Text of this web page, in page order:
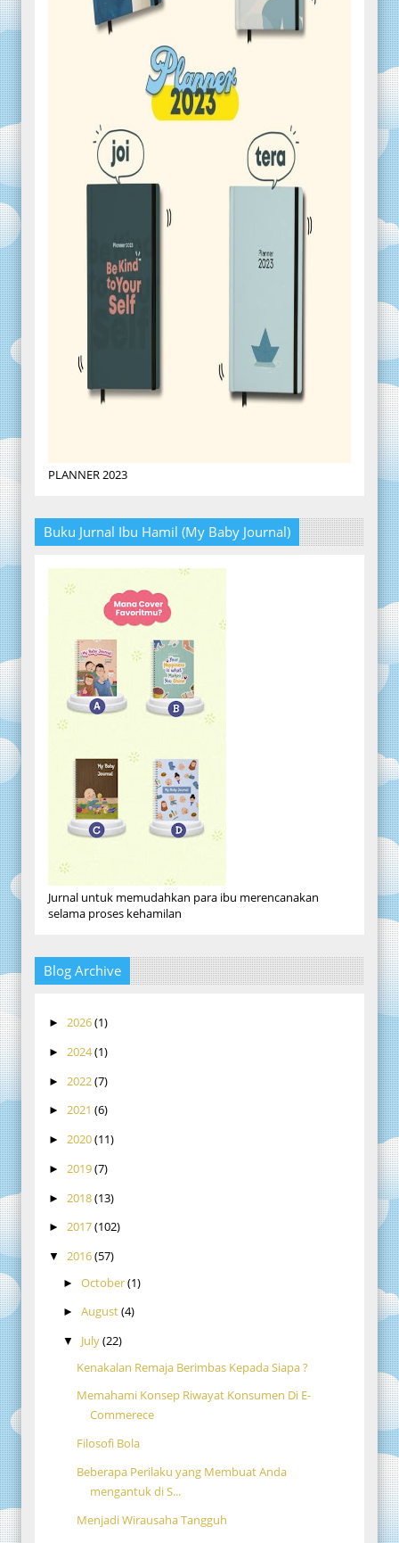
PLANNER 2023
Buku Jurnal Ibu Hamil (My Baby Journal)
Jurnal untuk memudahkan para ibu merencanakan
selama proses kehamilan
Blog Archive
► 2026(1)
► 2024(1)
► 2022(7)
► 2021 (6)
► 2020(11)
► 2019(7)
► 2018(13)
► 2017(102)
▼ 2016(57)
► October(1)
► August(4)
▼ July(22)
Kenakalan Remaja Berimbas Kepada Siapa ?
Memahami Konsep Riwayat Konsumen Di E-
Commerece
Filosofi Bola
Beberapa Perilaku yang Membuat Anda
mengantuk di S...
Menjadi Wirausaha Tangguh